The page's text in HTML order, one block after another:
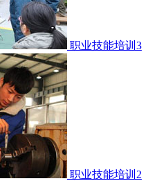
职业技能培训3
职业技能培训2